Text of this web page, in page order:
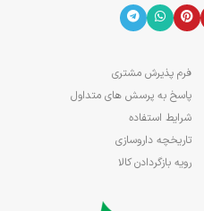
فرم پذیرش مشتری
پاسخ به پرسش های متداول
شرایط استفاده
تاریخچه داروسازی
رویه بازگردادن کالا